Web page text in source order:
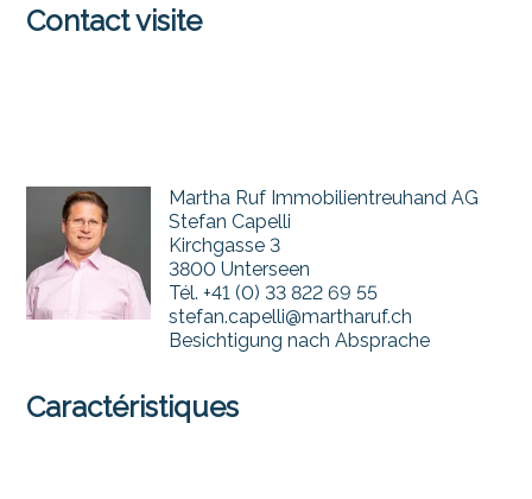
Contact visite
Martha Ruf Immobilientreuhand AG
Stefan Capelli
Kirchgasse 3
3800 Unterseen
Tél. +41 (0) 33 822 69 55
stefan.capelli@martharuf.ch
Besichtigung nach Absprache
Caractéristiques